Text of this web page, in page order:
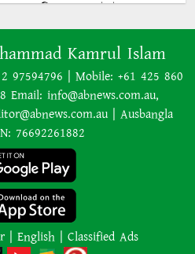
ভোগান্তির পর জেটস্টারের
নীতিকে ‘বিভ্রান্তিকর ও
আখ্যা দেওয়া হয়েছে
বর্তমান সরকার নিয়ে
মন্তব্য ভারত সমর্থন করে না:
জয়সওয়াল
সব গুজবের জবাব দিলেন
মেসি
গোপন বৈঠক, আওয়ামী
Kamrul Islam
97594796 | Mobile: +61 425 860
Email: info@abnews.com.au,
| Ausbangla
76692261882
| English | Classified Ads